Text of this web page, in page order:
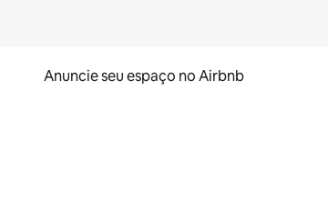
Anuncie seu espaço no Airbnb